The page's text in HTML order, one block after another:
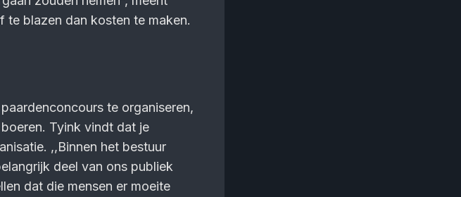
te blazen dan kosten te maken.
te organiseren,
Tyink vindt dat je
,,Binnen het bestuur
deel van ons publiek
dat die mensen er moeite